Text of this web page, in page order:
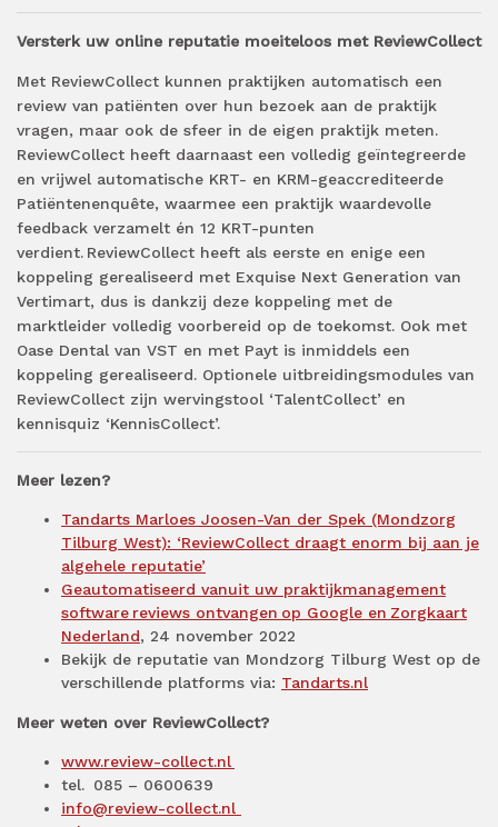
Versterk uw online reputatie moeiteloos met ReviewCollect
Met ReviewCollect kunnen praktijken automatisch een
review van patiënten over hun bezoek aan de praktijk
vragen, maar ook de sfeer in de eigen praktijk meten.
ReviewCollect heeft daarnaast een volledig geïntegreerde
en vrijwel automatische KRT- en KRM-geaccrediteerde
Patiëntenenquête, waarmee een praktijk waardevolle
feedback verzamelt én 12 KRT-punten
verdient. ReviewCollect heeft als eerste en enige een
koppeling gerealiseerd met Exquise Next Generation van
Vertimart, dus is dankzij deze koppeling met de
marktleider volledig voorbereid op de toekomst. Ook met
Oase Dental van VST en met Payt is inmiddels een
koppeling gerealiseerd. Optionele uitbreidingsmodules van
ReviewCollect zijn wervingstool ‘TalentCollect’ en
kennisquiz ‘KennisCollect’.
Meer lezen?
Tandarts Marloes Joosen-Van der Spek (Mondzorg
Tilburg West): ‘ReviewCollect draagt enorm bij aan je
algehele reputatie’
Geautomatiseerd vanuit uw praktijkmanagement
software reviews ontvangen op Google en Zorgkaart
Nederland, 24 november 2022
Bekijk de reputatie van Mondzorg Tilburg West op de
verschillende platforms via: Tandarts.nl
Meer weten over ReviewCollect?
www.review-collect.nl
tel. 085 – 0600639
info@review-collect.nl